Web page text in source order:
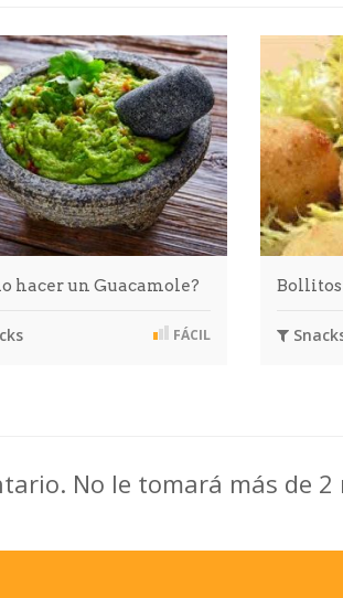
hacer un Guacamole?
FÁCIL
Bollitos
No le tomará más de